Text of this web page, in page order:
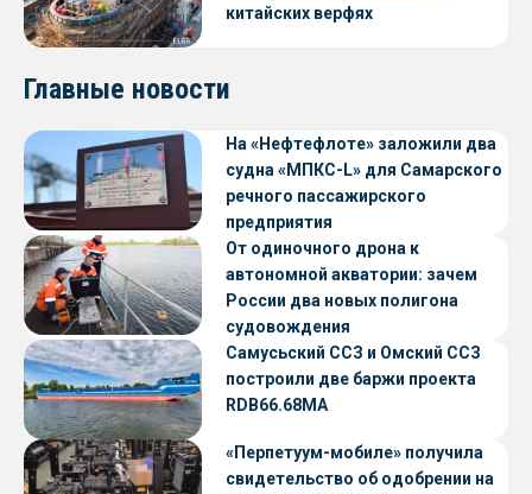
китайских верфях
Главные новости
На «Нефтефлоте» заложили два
судна «МПКС-L» для Самарского
речного пассажирского
предприятия
От одиночного дрона к
автономной акватории: зачем
России два новых полигона
судовождения
Самусьский ССЗ и Омский ССЗ
построили две баржи проекта
RDB66.68МА
«Перпетуум-мобиле» получила
свидетельство об одобрении на